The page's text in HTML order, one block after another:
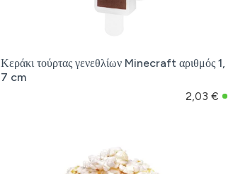
Κεράκι τούρτας γενεθλίων Minecraft αριθμός 1,
7 cm
2,03 €